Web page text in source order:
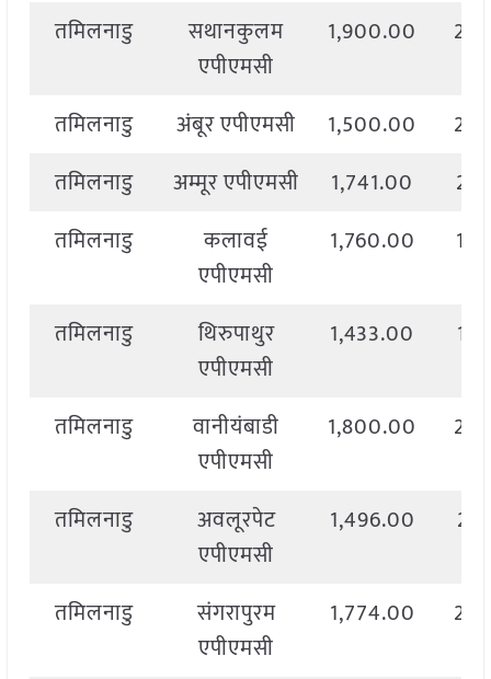
तमिलनाडु
सथानकुलम
एपीएमसी
1,900.00
तमिलनाडु अंबूर एपीएमसी 1,500.00
तमिलनाडु
अम्मूर एपीएमसी 1,741.00
तमिलनाडु
कलावई
एपीएमसी
1,760.00
तमिलनाडु
थिरुपाथुर
एपीएमसी
1,433.00
तमिलनाडु
वानीयंबाडी
एपीएमसी
1,800.00
तमिलनाडु
अवलूरपेट
एपीएमसी
1,496.00
तमिलनाडु
संगरापुरम
एपीएमसी
1,774.00